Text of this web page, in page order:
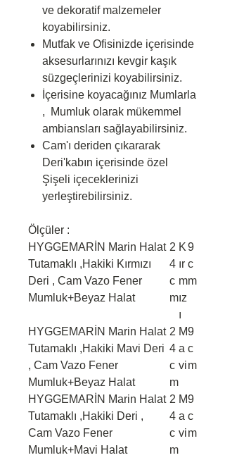
ve dekoratif malzemeler
koyabilirsiniz.
Mutfak ve Ofisinizde içerisinde
aksesurlarınızı kevgir kaşık
süzgeçlerinizi koyabilirsiniz.
İçerisine koyacağınız Mumlarla
, Mumluk olarak mükemmel
ambiansları sağlayabilirsiniz.
Cam'ı deriden çıkararak
Deri'kabın içerisinde özel
Şişeli içeceklerinizi
yerleştirebilirsiniz.
Ölçüler :
HYGGEMARİN Marin Halat
Tutamaklı ,Hakiki Kırmızı
Deri , Cam Vazo Fener
Mumluk+Beyaz Halat
2
4
c
m
K
ır
m
ız
ı
9
c
m
HYGGEMARİN Marin Halat
Tutamaklı ,Hakiki Mavi Deri
, Cam Vazo Fener
Mumluk+Beyaz Halat
2
4
c
m
M
a
vi
9
c
m
HYGGEMARİN Marin Halat
Tutamaklı ,Hakiki Deri ,
Cam Vazo Fener
Mumluk+Mavi Halat
2
4
c
m
M
a
vi
9
c
m